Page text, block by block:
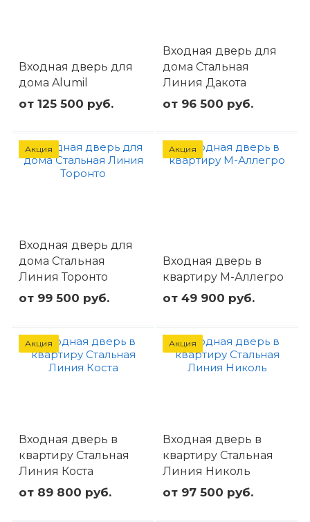
Входная дверь для
дома Alumil
от 125 500 руб.
Входная дверь для
дома Стальная
Линия Дакота
от 96 500 руб.
Акция
Входная дверь для
дома Стальная
Линия Торонто
от 99 500 руб.
Акция
Входная дверь в
квартиру М-Аллегро
от 49 900 руб.
Акция
Входная дверь в
квартиру Стальная
Линия Коста
от 89 800 руб.
Акция
Входная дверь в
квартиру Стальная
Линия Николь
от 97 500 руб.